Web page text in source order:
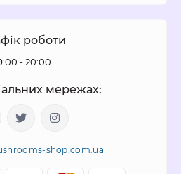
роботи
- 20:00
мережах:
shop.com.ua